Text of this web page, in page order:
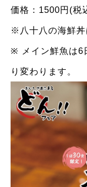
価格：1500円(税
※八十八の海鮮丼
※ メイン鮮魚は6
り変わります。